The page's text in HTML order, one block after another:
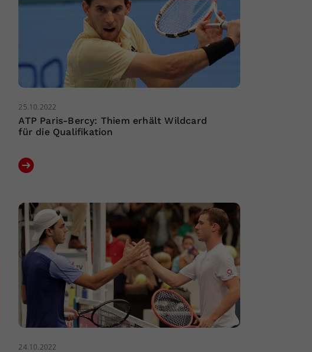
25.10.2022
ATP Paris-Bercy: Thiem erhält Wildcard
für die Qualifikation
24.10.2022